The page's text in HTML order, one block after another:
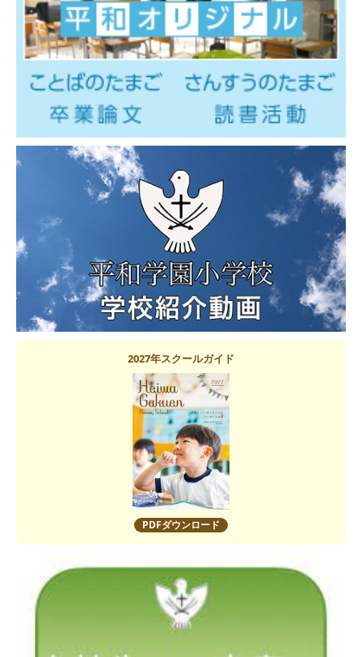
2027年スクールガイド
PDFダウンロード